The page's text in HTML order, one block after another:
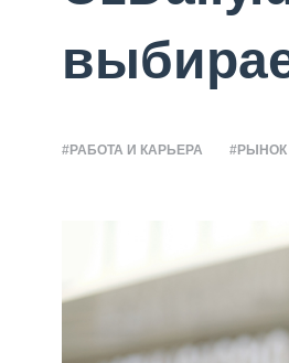
#РАБОТА И КАРЬЕРА #РЫНОК